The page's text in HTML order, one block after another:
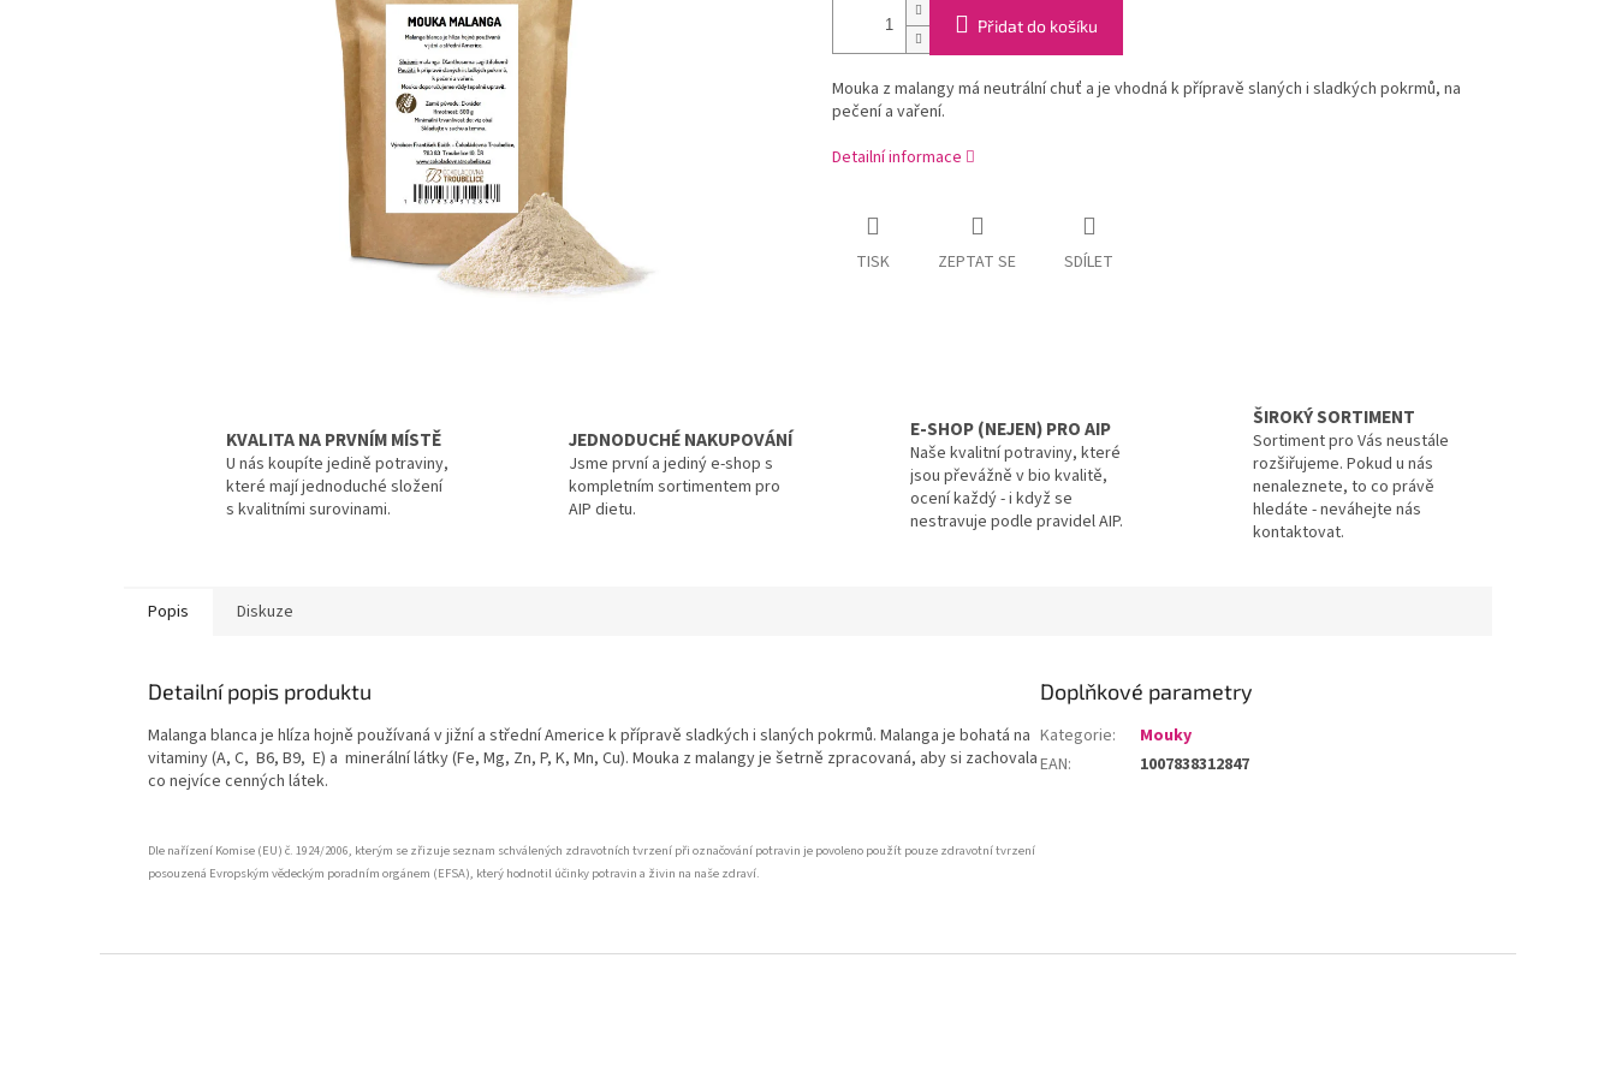
Přidat do košíku
Mouka z malangy má neutrální chuť a je vhodná k přípravě slaných i sladkých pokrmů, na
pečení a vaření.
Detailní informace
TISK ZEPTAT SE SDÍLET
KVALITA NA PRVNÍM MÍSTĚ
U nás koupíte jedině potraviny,
které mají jednoduché složení
s kvalitními surovinami.
JEDNODUCHÉ NAKUPOVÁNÍ
Jsme první a jediný e-shop s
kompletním sortimentem pro
AIP dietu.
E-SHOP (NEJEN) PRO AIP
Naše kvalitní potraviny, které
jsou převážně v bio kvalitě,
ocení každý - i když se
nestravuje podle pravidel AIP.
ŠIROKÝ SORTIMENT
Sortiment pro Vás neustále
rozšiřujeme. Pokud u nás
nenaleznete, to co právě
hledáte - neváhejte nás
kontaktovat.
Popis Diskuze
Detailní popis produktu
Malanga blanca je hlíza hojně používaná v jižní a střední Americe k přípravě sladkých i slaných pokrmů. Malanga je bohatá na
vitaminy (A, C, B6, B9, E) a minerální látky (Fe, Mg, Zn, P, K, Mn, Cu). Mouka z malangy je šetrně zpracovaná, aby si zachovala
co nejvíce cenných látek.
Dle nařízení Komise (EU) č. 1924/2006, kterým se zřizuje seznam schválených zdravotních tvrzení při označování potravin je povoleno použít pouze zdravotní tvrzení
posouzená Evropským vědeckým poradním orgánem (EFSA), který hodnotil účinky potravin a živin na naše zdraví.
Doplňkové parametry
Kategorie:
Mouky
EAN: 1007838312847